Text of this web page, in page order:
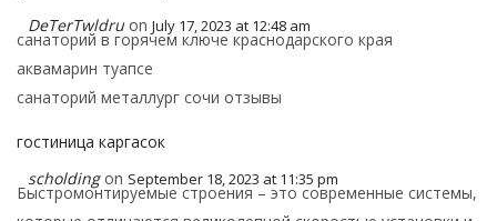
DeTerTwldru on July 17, 2023 at 12:48 am
санаторий в горячем ключе краснодарского края
аквамарин туапсе
санаторий металлург сочи отзывы
гостиница каргасок
scholding on September 18, 2023 at 11:35 pm
Быстромонтируемые строения – это современные системы,